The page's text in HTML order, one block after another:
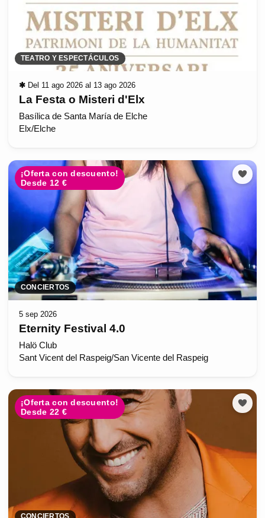
TEATRO Y ESPECTÁCULOS
✱ Del 11 ago 2026 al 13 ago 2026
La Festa o Misteri d'Elx
Basílica de Santa María de Elche
Elx/Elche
¡Oferta con descuento!
Desde 12 €
CONCIERTOS
5 sep 2026
Eternity Festival 4.0
Halö Club
Sant Vicent del Raspeig/San Vicente del Raspeig
¡Oferta con descuento!
Desde 22 €